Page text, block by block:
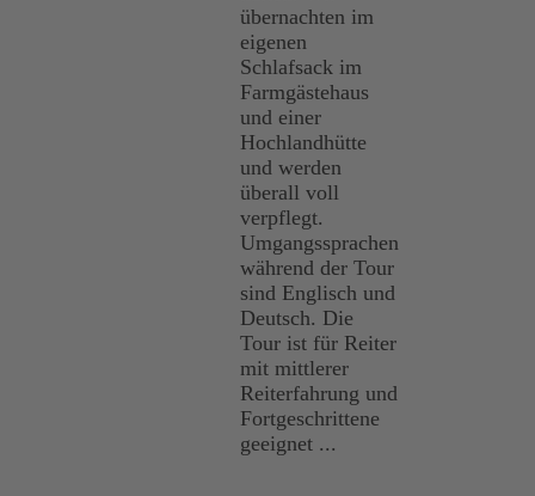
übernachten im
eigenen
Schlafsack im
Farmgästehaus
und einer
Hochlandhütte
und werden
überall voll
verpflegt.
Umgangssprachen
während der Tour
sind Englisch und
Deutsch. Die
Tour ist für Reiter
mit mittlerer
Reiterfahrung und
Fortgeschrittene
geeignet ...